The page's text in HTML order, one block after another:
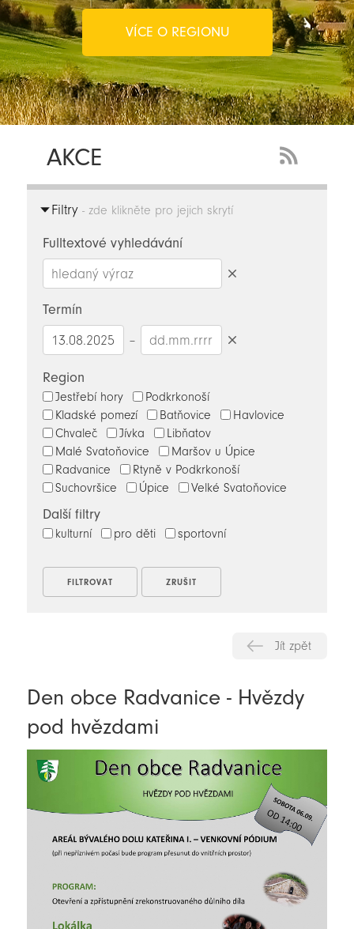
VÍCE O REGIONU
AKCE
Feed
Filtry- zde klikněte pro jejich skrytí
Fulltextové vyhledávání
Termín
–
Region
Jestřebí hory
Podkrkonoší
Kladské pomezí
Batňovice
Havlovice
Chvaleč
Jívka
Libňatov
Malé Svatoňovice
Maršov u Úpice
Radvanice
Rtyně v Podkrkonoší
Suchovršice
Úpice Velké Svatoňovice
Další filtry
kulturní pro děti sportovní
Jít zpět
Den obce Radvanice - Hvězdy
pod hvězdami